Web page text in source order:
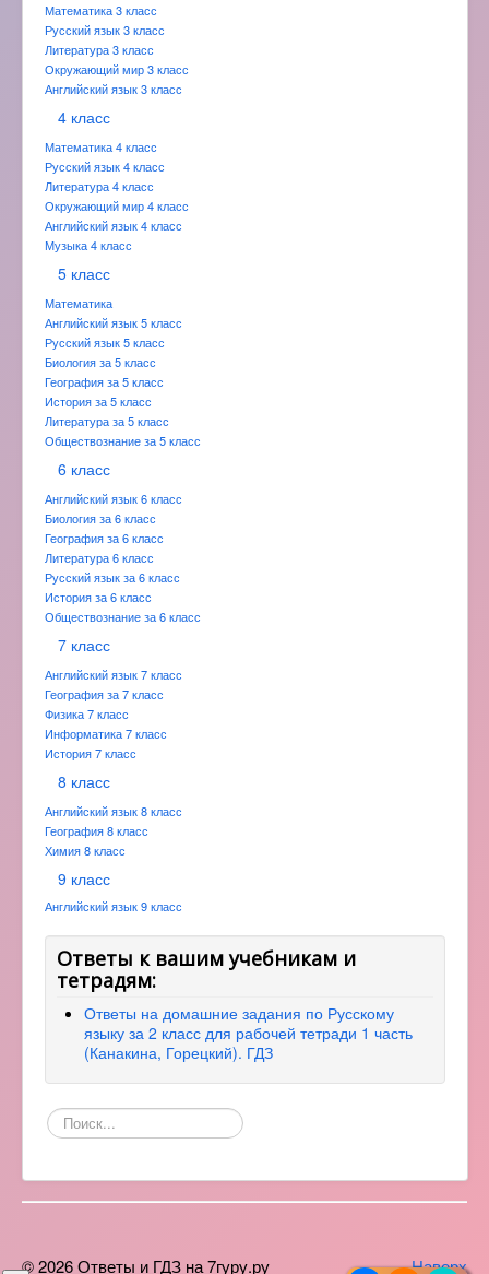
Математика 3 класс
Русский язык 3 класс
Литература 3 класс
Окружающий мир 3 класс
Английский язык 3 класс
4 класс
Математика 4 класс
Русский язык 4 класс
Литература 4 класс
Окружающий мир 4 класс
Английский язык 4 класс
Музыка 4 класс
5 класс
Математика
Английский язык 5 класс
Русский язык 5 класс
Биология за 5 класс
География за 5 класс
История за 5 класс
Литература за 5 класс
Обществознание за 5 класс
6 класс
Английский язык 6 класс
Биология за 6 класс
География за 6 класс
Литература 6 класс
Русский язык за 6 класс
История за 6 класс
Обществознание за 6 класс
7 класс
Английский язык 7 класс
География за 7 класс
Физика 7 класс
Информатика 7 класс
История 7 класс
8 класс
Английский язык 8 класс
География 8 класс
Химия 8 класс
9 класс
Английский язык 9 класс
Ответы к вашим учебникам и
тетрадям:
Ответы на домашние задания по Русскому
языку за 2 класс для рабочей тетради 1 часть
(Канакина, Горецкий). ГДЗ
Поиск
по
Наверх
© 2026 Ответы и ГДЗ на 7гуру.ру